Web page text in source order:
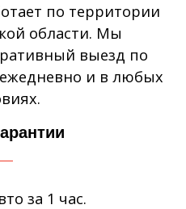
по территории
области. Мы
выезд по
ежедневно и в любых
за 1 час.